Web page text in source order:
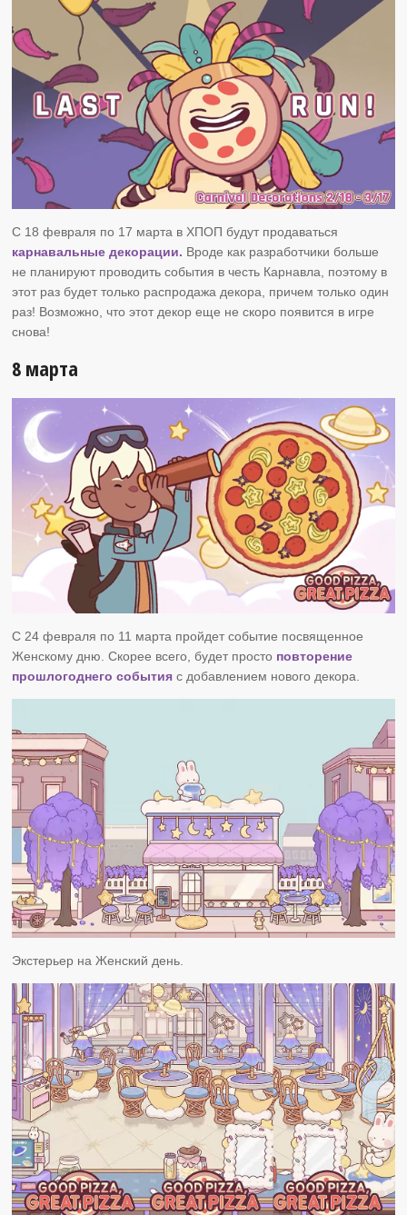
С 18 февраля по 17 марта в ХПОП будут продаваться
карнавальные декорации. Вроде как разработчики больше
не планируют проводить события в честь Карнавла, поэтому в
этот раз будет только распродажа декора, причем только один
раз! Возможно, что этот декор еще не скоро появится в игре
снова!
8 марта
С 24 февраля по 11 марта пройдет событие посвященное
Женскому дню. Скорее всего, будет просто повторение
прошлогоднего события с добавлением нового декора.
Экстерьер на Женский день.